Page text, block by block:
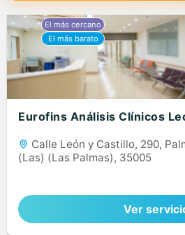
Eurofins Análisis Clínicos
Calle León y Castillo, 290,
(Las) (Las Palmas), 35005
Ver